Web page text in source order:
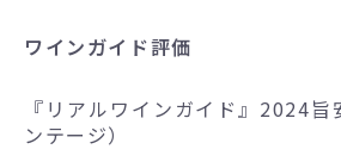
ワインガイド評価
『リアルワインガイド』2024
ンテージ）